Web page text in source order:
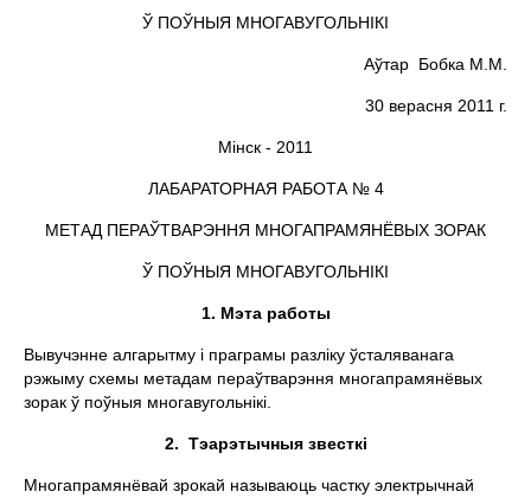
Ў ПОЎНЫЯ МНОГАВУГОЛЬНIКI
Аўтар Бобка М.М.
30 верасня 2011 г.
Мiнск - 2011
ЛАБАРАТОРНАЯ РАБОТА № 4
МЕТАД ПЕРАЎТВАРЭННЯ МНОГАПРАМЯНЁВЫХ ЗОРАК
Ў ПОЎНЫЯ МНОГАВУГОЛЬНIКI
1. Мэта работы
Вывучэнне алгарытму i праграмы разлiку ўсталяванага
рэжыму схемы метадам пераўтварэння многапрамянёвых
зорак ў поўныя многавугольнiкі.
2. Тэарэтычныя звесткi
Многапрамянёвай зрокай называюць частку электрычнай